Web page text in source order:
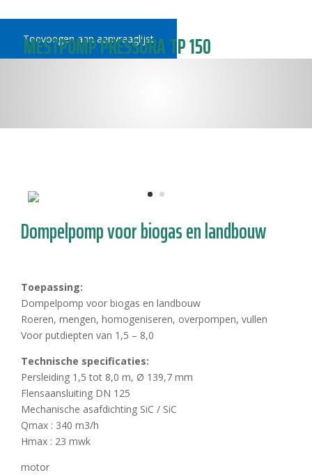
Toevoegen aan aanvraaglijst
MESTPOMP PRESSURA TP 150
Dompelpomp voor biogas en landbouw
Toepassing:
Dompelpomp voor biogas en landbouw
Roeren, mengen, homogeniseren, overpompen, vullen
Voor putdiepten van 1,5 – 8,0
Technische specificaties:
Persleiding 1,5 tot 8,0 m, Ø 139,7 mm
Flensaansluiting DN 125
Mechanische asafdichting SiC / SiC
Qmax : 340 m3/h
Hmax : 23 mwk
motor